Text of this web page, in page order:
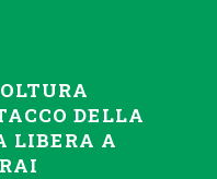
DELLA
LIBERA A